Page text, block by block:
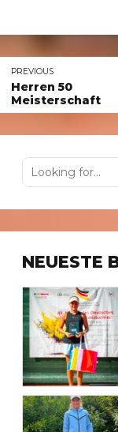
PREVIOUS
Herren 50
Meisterschaft
NEUESTE